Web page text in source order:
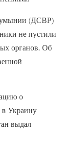
(ДСВР)
не пустили
органов. Об
о
в Украину
выдал